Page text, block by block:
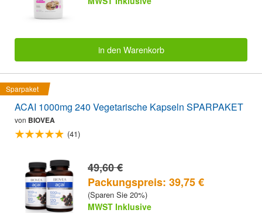
in den Warenkorb
Sparpaket
ACAI 1000mg 240 Vegetarische Kapseln SPARPAKET
von BIOVEA
(41)
49,60 €
Packungspreis: 39,75 €
(Sparen Sie 20%)
MWST Inklusive